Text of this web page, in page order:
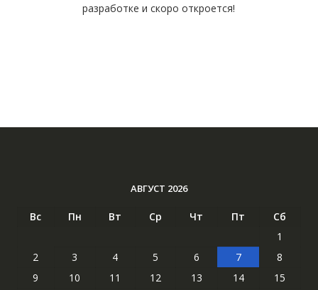
разработке и скоро откроется!
АВГУСТ 2026
Вс Пн Вт Ср Чт Пт
Сб
1
2
3 4 5 6 7
8
9
10 11 12 13 14
15